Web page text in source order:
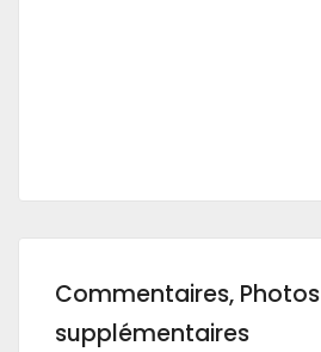
Commentaires, Photos
supplémentaires